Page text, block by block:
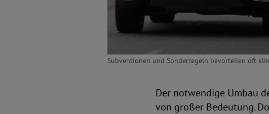
Subventionen und Sonderregeln bevorteilen oft
Der notwendige Umbau
von großer Bedeutung.